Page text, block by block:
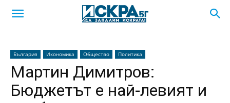
България Икономика Общество Политика
Мартин Димитров:
Бюджетът е най-левият и